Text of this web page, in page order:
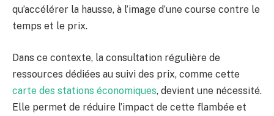
qu’accélérer la hausse, à l’image d’une course contre le
temps et le prix.
Dans ce contexte, la consultation régulière de
ressources dédiées au suivi des prix, comme cette
carte des stations économiques, devient une nécessité.
Elle permet de réduire l’impact de cette flambée et